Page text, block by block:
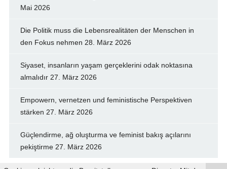
Mai 2026
Die Politik muss die Lebensrealitäten der Menschen in
den Fokus nehmen 28. März 2026
Siyaset, insanların yaşam gerçeklerini odak noktasına
almalıdır 27. März 2026
Empowern, vernetzen und feministische Perspektiven
stärken 27. März 2026
Güçlendirme, ağ oluşturma ve feminist bakış açılarını
pekiştirme 27. März 2026